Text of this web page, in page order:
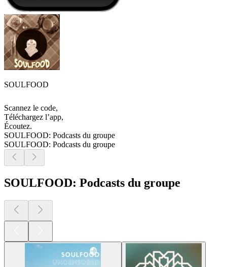
SOULFOOD
Scannez le code,
Téléchargez l’app,
Écoutez.
SOULFOOD: Podcasts du groupe
SOULFOOD: Podcasts du groupe
SOULFOOD: Podcasts du groupe